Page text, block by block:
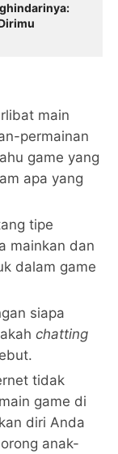
main
permainan
game yang
apa yang
tipe
mainkan dan
dalam game
siapa
chatting
tidak
game di
diri Anda
anak-